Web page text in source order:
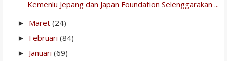
Kemenlu Jepang dan Japan Foundation Selenggarakan ...
► Maret (24)
► Februari (84)
► Januari (69)